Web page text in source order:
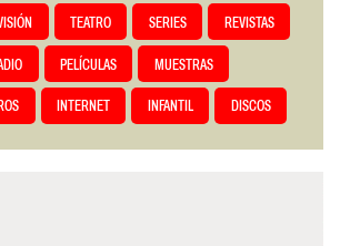
TEATRO SERIES REVISTAS
PELÍCULAS MUESTRAS
INTERNET INFANTIL DISCOS